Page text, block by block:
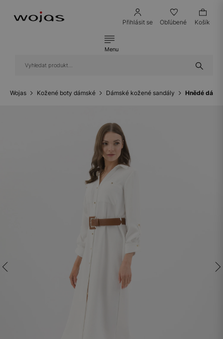
Přihlásit se Obľúbené Košík
Menu
Wojas Kožené boty dámské Dámské kožené sandály Hnědé